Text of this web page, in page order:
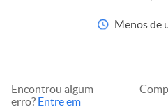
Menos de
Encontrou algum
erro? Entre em